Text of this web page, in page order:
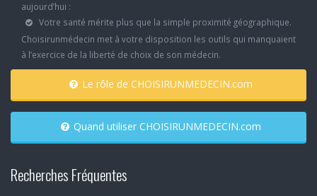
aujourd’hui :
Votre santé mérite plus que la simple proximité géographique.
Choisirunmédecin met à votre disposition les outils qui manquaient
à l’exercice de la liberté de choix de son médecin.
Le rôle de CHOISIRUNMEDECIN.com
Quand utiliser CHOISIRUNMEDECIN.com
Recherches Fréquentes